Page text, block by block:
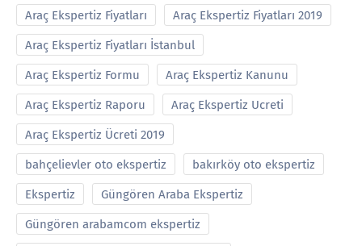
Araç Ekspertiz Fiyatları Araç Ekspertiz Fiyatları 2019
Araç Ekspertiz Fiyatları İstanbul
Araç Ekspertiz Formu Araç Ekspertiz Kanunu
Araç Ekspertiz Raporu Araç Ekspertiz Ucreti
Araç Ekspertiz Ücreti 2019
bahçelievler oto ekspertiz bakırköy oto ekspertiz
Ekspertiz Güngören Araba Ekspertiz
Güngören arabamcom ekspertiz